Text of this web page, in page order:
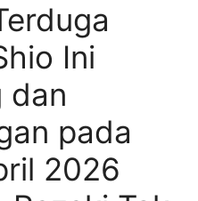
Ini
dan
pada
2026